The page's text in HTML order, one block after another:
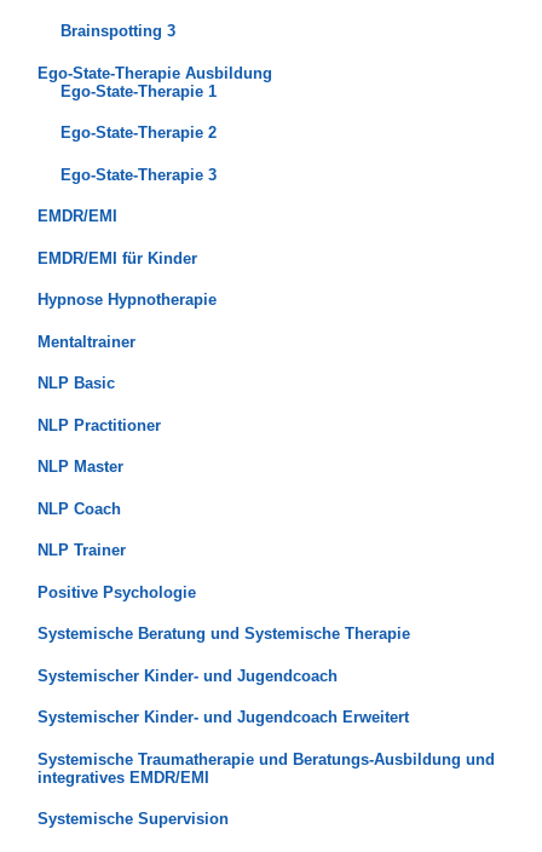
Brainspotting 3
Ego-State-Therapie Ausbildung
Ego-State-Therapie 1
Ego-State-Therapie 2
Ego-State-Therapie 3
EMDR/EMI
EMDR/EMI für Kinder
Hypnose Hypnotherapie
Mentaltrainer
NLP Basic
NLP Practitioner
NLP Master
NLP Coach
NLP Trainer
Positive Psychologie
Systemische Beratung und Systemische Therapie
Systemischer Kinder- und Jugendcoach
Systemischer Kinder- und Jugendcoach Erweitert
Systemische Traumatherapie und Beratungs-Ausbildung und
integratives EMDR/EMI
Systemische Supervision